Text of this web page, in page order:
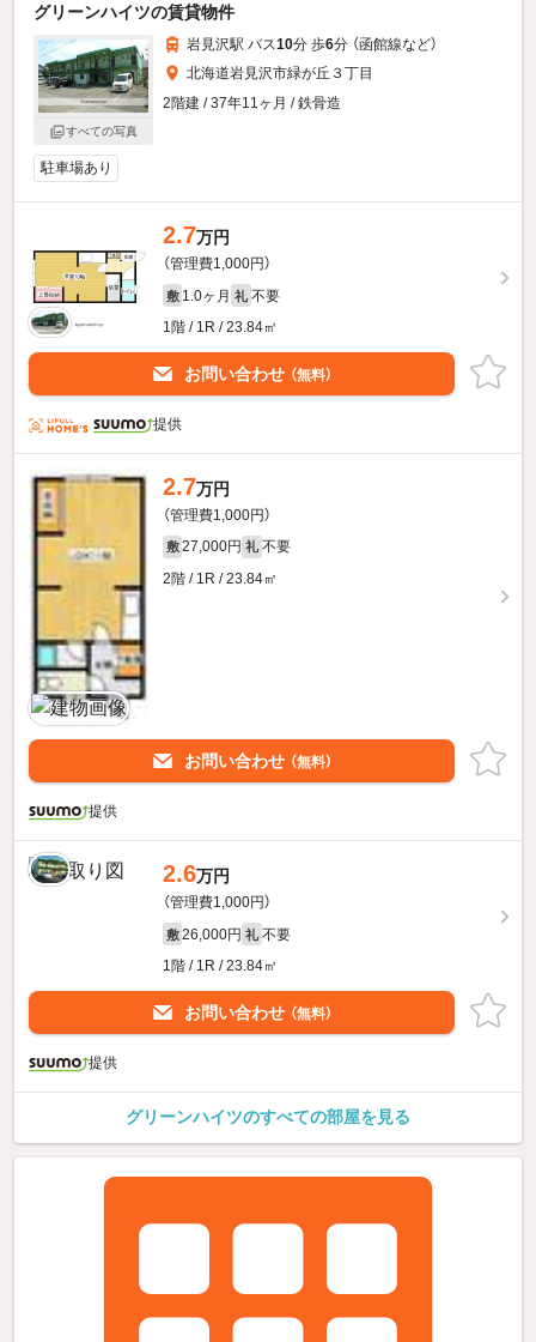
グリーンハイツの賃貸物件
すべての写真
岩見沢駅 バス10分 歩6分 （函館線など）
北海道岩見沢市緑が丘３丁目
2階建 / 37年11ヶ月 / 鉄骨造
駐車場あり
2.7万円
（管理費1,000円）
敷 1.0ヶ月 礼 不要
1階 / 1R / 23.84㎡
お問い合わせ （無料）
提供
2.7万円
（管理費1,000円）
敷 27,000円 礼 不要
2階 / 1R / 23.84㎡
お問い合わせ （無料）
提供
2.6万円
（管理費1,000円）
敷 26,000円 礼 不要
1階 / 1R / 23.84㎡
お問い合わせ （無料）
提供
グリーンハイツのすべての部屋を見る